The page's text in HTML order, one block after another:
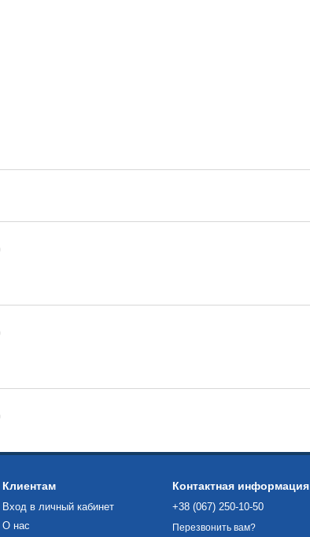
Клиентам
Вход в личный кабинет
О нас
Контактная информация
+38 (067) 250-10-50
Перезвонить вам?